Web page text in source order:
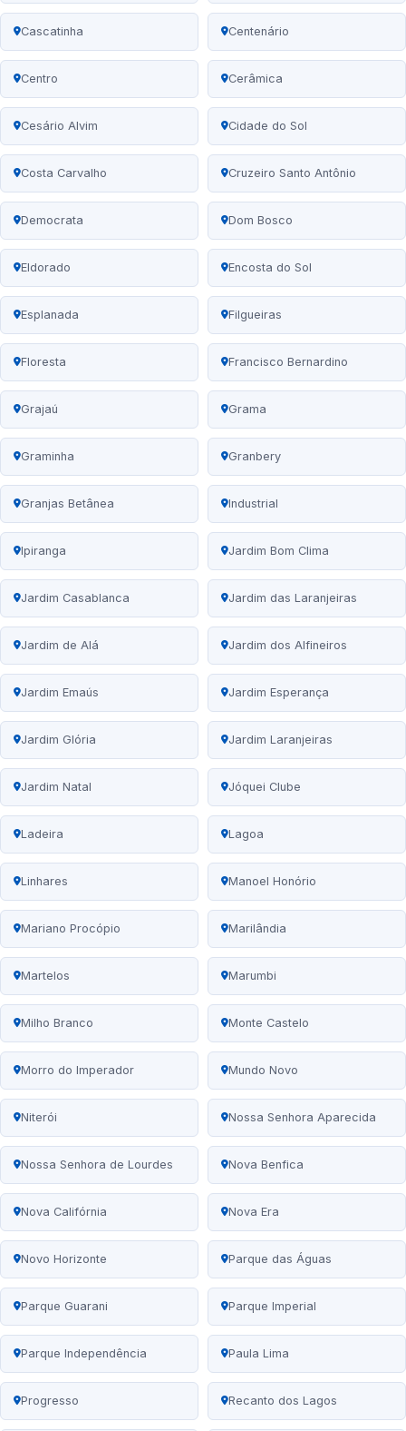
Cascatinha Centenário
Centro Cerâmica
Cesário Alvim Cidade do Sol
Costa Carvalho Cruzeiro Santo Antônio
Democrata Dom Bosco
Eldorado Encosta do Sol
Esplanada Filgueiras
Floresta Francisco Bernardino
Grajaú Grama
Graminha Granbery
Granjas Betânea Industrial
Ipiranga Jardim Bom Clima
Jardim Casablanca Jardim das Laranjeiras
Jardim de Alá Jardim dos Alfineiros
Jardim Emaús Jardim Esperança
Jardim Glória Jardim Laranjeiras
Jardim Natal Jóquei Clube
Ladeira Lagoa
Linhares Manoel Honório
Mariano Procópio Marilândia
Martelos Marumbi
Milho Branco Monte Castelo
Morro do Imperador Mundo Novo
Niterói Nossa Senhora Aparecida
Nossa Senhora de Lourdes Nova Benfica
Nova Califórnia Nova Era
Novo Horizonte Parque das Águas
Parque Guarani Parque Imperial
Parque Independência Paula Lima
Progresso Recanto dos Lagos